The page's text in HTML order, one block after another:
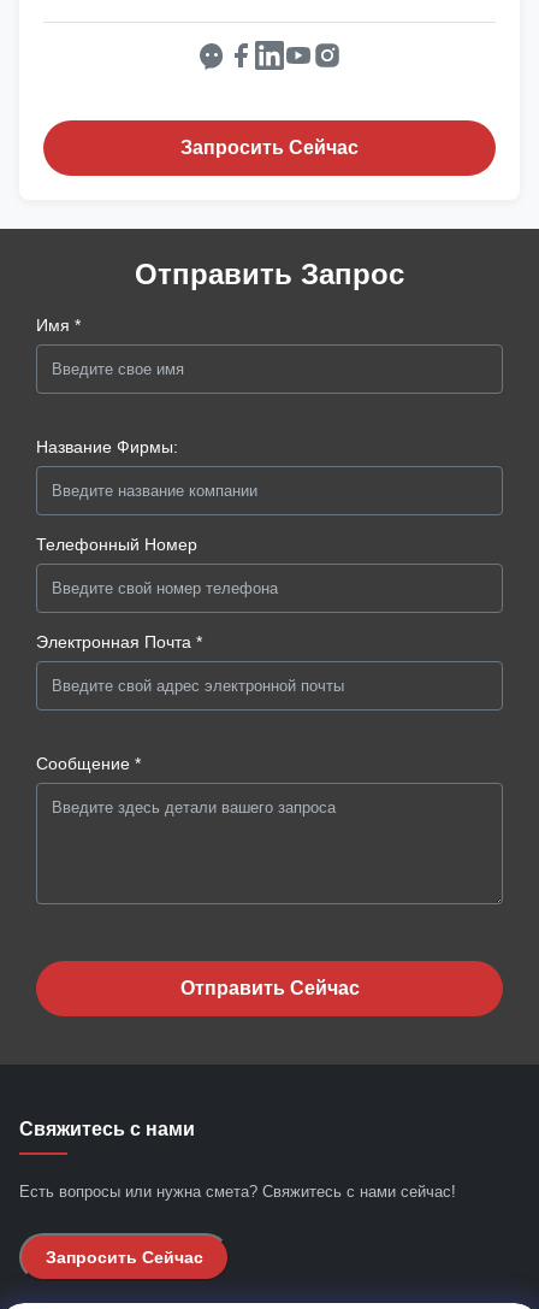
Запросить Сейчас
Отправить Запрос
Имя *
Название Фирмы:
Телефонный Номер
Электронная Почта *
Сообщение *
Отправить Сейчас
Свяжитесь с нами
Есть вопросы или нужна смета? Свяжитесь с нами сейчас!
Запросить Сейчас